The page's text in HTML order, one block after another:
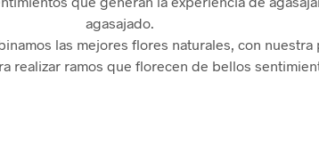
agasajado.
las mejores flores naturales, con nuestra
realizar ramos que florecen de bellos